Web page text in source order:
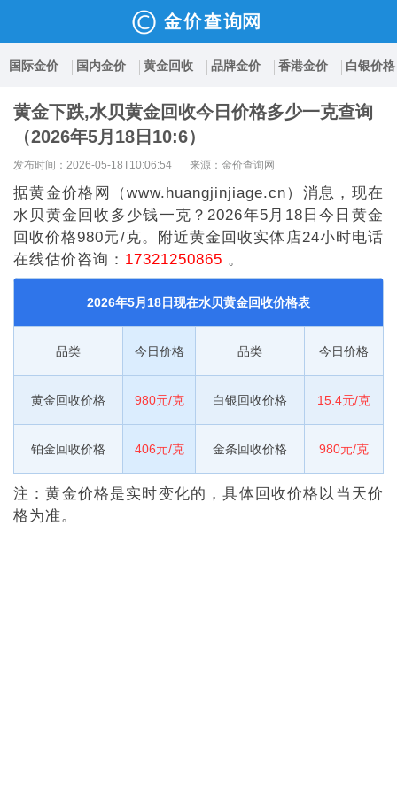
国际金价 国内金价 黄金回收 品牌金价 香港金价 白银价格
黄金下跌,水贝黄金回收今日价格多少一克查询
（2026年5月18日10:6）
发布时间：2026-05-18T10:06:54 来源：金价查询网
据黄金价格网（www.huangjinjiage.cn）消息，现在
水贝黄金回收多少钱一克？2026年5月18日今日黄金
回收价格980元/克。附近黄金回收实体店24小时电话
在线估价咨询： 17321250865 。
2026年5月18日现在水贝黄金回收价格表
品类 今日价格 品类 今日价格
黄金回收价格 980元/克 白银回收价格 15.4元/克
铂金回收价格 406元/克 金条回收价格 980元/克
注：黄金价格是实时变化的，具体回收价格以当天价
格为准。